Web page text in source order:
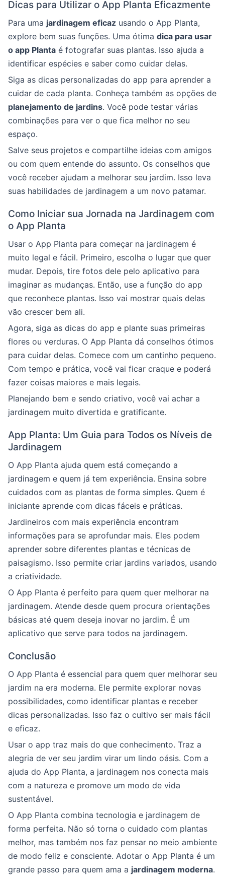
Dicas para Utilizar o App Planta Eficazmente
Para uma jardinagem eficaz usando o App Planta,
explore bem suas funções. Uma ótima dica para usar
o app Planta é fotografar suas plantas. Isso ajuda a
identificar espécies e saber como cuidar delas.
Siga as dicas personalizadas do app para aprender a
cuidar de cada planta. Conheça também as opções de
planejamento de jardins. Você pode testar várias
combinações para ver o que fica melhor no seu
espaço.
Salve seus projetos e compartilhe ideias com amigos
ou com quem entende do assunto. Os conselhos que
você receber ajudam a melhorar seu jardim. Isso leva
suas habilidades de jardinagem a um novo patamar.
Como Iniciar sua Jornada na Jardinagem com
o App Planta
Usar o App Planta para começar na jardinagem é
muito legal e fácil. Primeiro, escolha o lugar que quer
mudar. Depois, tire fotos dele pelo aplicativo para
imaginar as mudanças. Então, use a função do app
que reconhece plantas. Isso vai mostrar quais delas
vão crescer bem ali.
Agora, siga as dicas do app e plante suas primeiras
flores ou verduras. O App Planta dá conselhos ótimos
para cuidar delas. Comece com um cantinho pequeno.
Com tempo e prática, você vai ficar craque e poderá
fazer coisas maiores e mais legais.
Planejando bem e sendo criativo, você vai achar a
jardinagem muito divertida e gratificante.
App Planta: Um Guia para Todos os Níveis de
Jardinagem
O App Planta ajuda quem está começando a
jardinagem e quem já tem experiência. Ensina sobre
cuidados com as plantas de forma simples. Quem é
iniciante aprende com dicas fáceis e práticas.
Jardineiros com mais experiência encontram
informações para se aprofundar mais. Eles podem
aprender sobre diferentes plantas e técnicas de
paisagismo. Isso permite criar jardins variados, usando
a criatividade.
O App Planta é perfeito para quem quer melhorar na
jardinagem. Atende desde quem procura orientações
básicas até quem deseja inovar no jardim. É um
aplicativo que serve para todos na jardinagem.
Conclusão
O App Planta é essencial para quem quer melhorar seu
jardim na era moderna. Ele permite explorar novas
possibilidades, como identificar plantas e receber
dicas personalizadas. Isso faz o cultivo ser mais fácil
e eficaz.
Usar o app traz mais do que conhecimento. Traz a
alegria de ver seu jardim virar um lindo oásis. Com a
ajuda do App Planta, a jardinagem nos conecta mais
com a natureza e promove um modo de vida
sustentável.
O App Planta combina tecnologia e jardinagem de
forma perfeita. Não só torna o cuidado com plantas
melhor, mas também nos faz pensar no meio ambiente
de modo feliz e consciente. Adotar o App Planta é um
grande passo para quem ama a jardinagem moderna.